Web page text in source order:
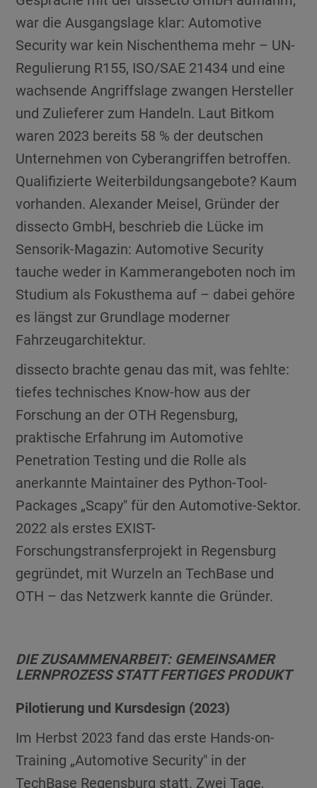
war die Ausgangslage klar: Automotive
Security war kein Nischenthema mehr – UN-
Regulierung R155, ISO/SAE 21434 und eine
wachsende Angriffslage zwangen Hersteller
und Zulieferer zum Handeln. Laut Bitkom
waren 2023 bereits 58 % der deutschen
Unternehmen von Cyberangriffen betroffen.
Qualifizierte Weiterbildungsangebote? Kaum
vorhanden. Alexander Meisel, Gründer der
dissecto GmbH, beschrieb die Lücke im
Sensorik-Magazin: Automotive Security
tauche weder in Kammerangeboten noch im
Studium als Fokusthema auf – dabei gehöre
es längst zur Grundlage moderner
Fahrzeugarchitektur.
dissecto brachte genau das mit, was fehlte:
tiefes technisches Know-how aus der
Forschung an der OTH Regensburg,
praktische Erfahrung im Automotive
Penetration Testing und die Rolle als
anerkannte Maintainer des Python-Tool-
Packages „Scapy" für den Automotive-Sektor.
2022 als erstes EXIST-
Forschungstransferprojekt in Regensburg
gegründet, mit Wurzeln an TechBase und
OTH – das Netzwerk kannte die Gründer.
DIE ZUSAMMENARBEIT: GEMEINSAMER
LERNPROZESS STATT FERTIGES PRODUKT
Pilotierung und Kursdesign (2023)
Im Herbst 2023 fand das erste Hands-on-
Training „Automotive Security" in der
TechBase Regensburg statt. Zwei Tage,